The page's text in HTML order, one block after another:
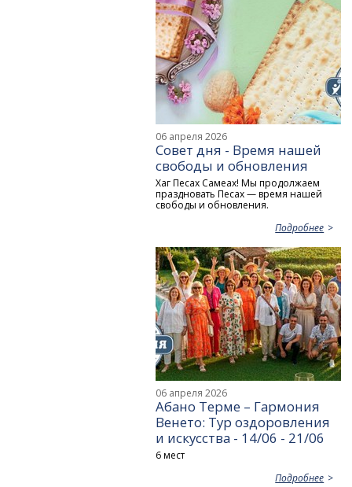
06 апреля 2026
Совет дня - Время нашей
свободы и обновления
Хаг Песах Самеах! Мы продолжаем
праздновать Песах — время нашей
свободы и обновления.
Подробнее
06 апреля 2026
Абано Терме – Гармония
Венето: Тур оздоровления
и искусства - 14/06 - 21/06
6 мест
Подробнее